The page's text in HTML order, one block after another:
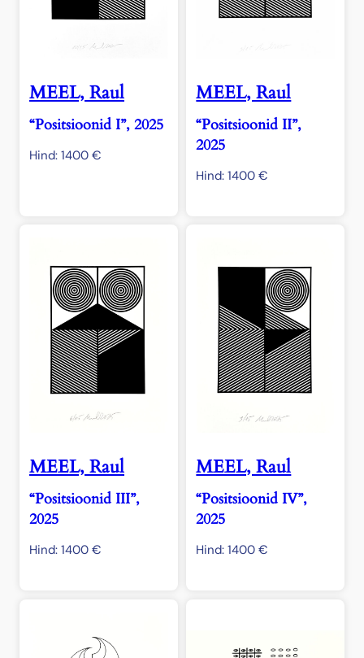
MEEL, Raul
“Positsioonid I”, 2025
Hind: 1400 €
MEEL, Raul
“Positsioonid II”,
2025
Hind:1400€
MEEL, Raul
“Positsioonid III”,
2025
Hind: 1400 €
MEEL, Raul
“Positsioonid IV”,
2025
Hind:1400€